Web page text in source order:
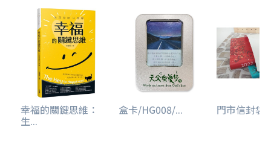
幸福的關鍵思維：
生...
盒卡/HG008/... 門市信封袋